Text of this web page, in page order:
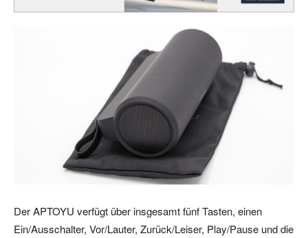
Der APTOYU verfügt über insgesamt fünf Tasten, einen
Ein/Ausschalter, Vor/Lauter, Zurück/Leiser, Play/Pause und die